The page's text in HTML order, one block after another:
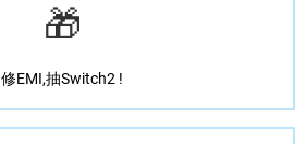
🎁
修EMI,抽Switch2 !